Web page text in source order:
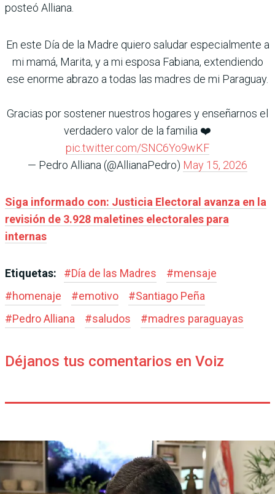
posteó Alliana.
En este Día de la Madre quiero saludar especialmente a
mi mamá, Marita, y a mi esposa Fabiana, extendiendo
ese enorme abrazo a todas las madres de mi Paraguay.
Gracias por sostener nuestros hogares y enseñarnos el
verdadero valor de la familia ❤️
pic.twitter.com/SNC6Yo9wKF
— Pedro Alliana (@AllianaPedro) May 15, 2026
Siga informado con: Justicia Electoral avanza en la
revisión de 3.928 maletines electorales para
internas
Etiquetas: #Día de las Madres #mensaje
#homenaje #emotivo #Santiago Peña
#Pedro Alliana #saludos #madres paraguayas
Déjanos tus comentarios en Voiz